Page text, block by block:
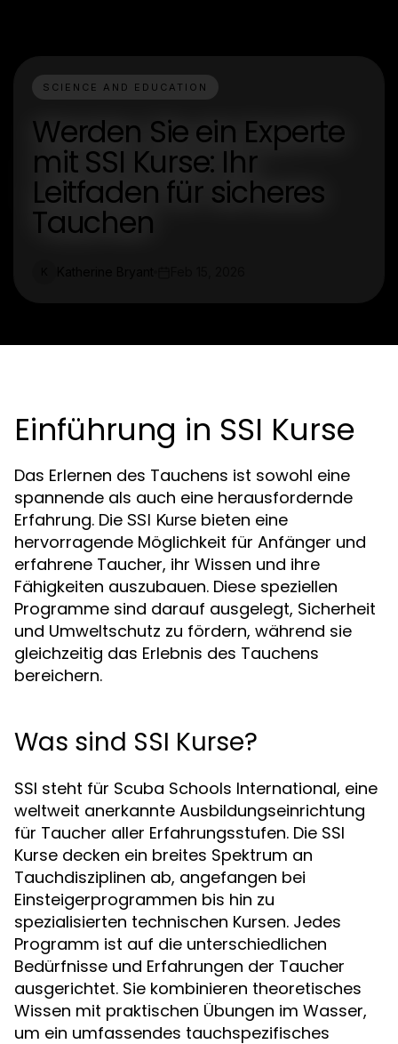
SCIENCE AND EDUCATION
Werden Sie ein Experte
mit SSI Kurse: Ihr
Leitfaden für sicheres
Tauchen
Einführung in SSI Kurse
Das Erlernen des Tauchens ist sowohl eine
spannende als auch eine herausfordernde
Erfahrung. Die SSI Kurse bieten eine
hervorragende Möglichkeit für Anfänger und
erfahrene Taucher, ihr Wissen und ihre
Fähigkeiten auszubauen. Diese speziellen
Programme sind darauf ausgelegt, Sicherheit
und Umweltschutz zu fördern, während sie
gleichzeitig das Erlebnis des Tauchens
bereichern.
Was sind SSI Kurse?
SSI steht für Scuba Schools International, eine
weltweit anerkannte Ausbildungseinrichtung
für Taucher aller Erfahrungsstufen. Die SSI
Kurse decken ein breites Spektrum an
Tauchdisziplinen ab, angefangen bei
Einsteigerprogrammen bis hin zu
spezialisierten technischen Kursen. Jedes
Programm ist auf die unterschiedlichen
Bedürfnisse und Erfahrungen der Taucher
ausgerichtet. Sie kombinieren theoretisches
Wissen mit praktischen Übungen im Wasser,
um ein umfassendes tauchspezifisches